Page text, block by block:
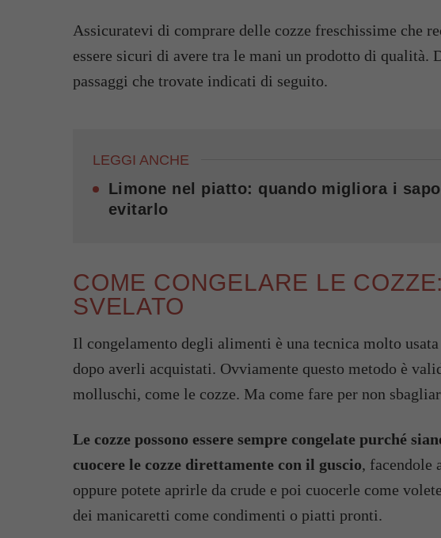
Assicuratevi di comprare delle cozze freschissime che
essere sicuri di avere tra le mani un prodotto di qualità.
passaggi che trovate indicati di seguito.
LEGGI ANCHE
Limone nel piatto: quando migliora i
evitarlo
COME CONGELARE LE
SVELATO
Il congelamento degli alimenti è una tecnica molto
dopo averli acquistati. Ovviamente questo metodo è
molluschi, come le cozze. Ma come fare per non
Le cozze possono essere sempre congelate purché
cuocere le cozze direttamente con il guscio, facendole
oppure potete aprirle da crude e poi cuocerle come
dei manicaretti come condimenti o piatti pronti.